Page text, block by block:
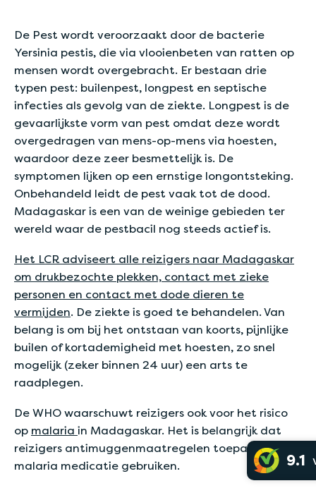
De Pest wordt veroorzaakt door de bacterie
Yersinia pestis, die via vlooienbeten van ratten op
mensen wordt overgebracht. Er bestaan drie
typen pest: builenpest, longpest en septische
infecties als gevolg van de ziekte. Longpest is de
gevaarlijkste vorm van pest omdat deze wordt
overgedragen van mens-op-mens via hoesten,
waardoor deze zeer besmettelijk is. De
symptomen lijken op een ernstige longontsteking.
Onbehandeld leidt de pest vaak tot de dood.
Madagaskar is een van de weinige gebieden ter
wereld waar de pestbacil nog steeds actief is.
Het LCR adviseert alle reizigers naar Madagaskar
om drukbezochte plekken, contact met zieke
personen en contact met dode dieren te
vermijden. De ziekte is goed te behandelen. Van
belang is om bij het ontstaan van koorts, pijnlijke
builen of kortademigheid met hoesten, zo snel
mogelijk (zeker binnen 24 uur) een arts te
raadplegen.
De WHO waarschuwt reizigers ook voor het risico
op malaria in Madagaskar. Het is belangrijk dat
reizigers antimuggenmaatregelen toepassen en
malaria medicatie gebruiken.
9.1